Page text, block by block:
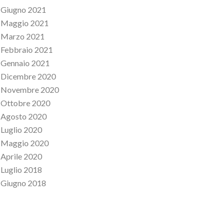
Giugno 2021
Maggio 2021
Marzo 2021
Febbraio 2021
Gennaio 2021
Dicembre 2020
Novembre 2020
Ottobre 2020
Agosto 2020
Luglio 2020
Maggio 2020
Aprile 2020
Luglio 2018
Giugno 2018